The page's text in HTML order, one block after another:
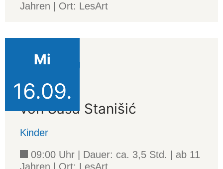
Jahren | Ort: LesArt
Mi
16.09.
Veranstaltung
Wolf
von Saša Stanišić
Kinder
09:00 Uhr | Dauer: ca. 3,5 Std. | ab 11
Jahren | Ort: LesArt